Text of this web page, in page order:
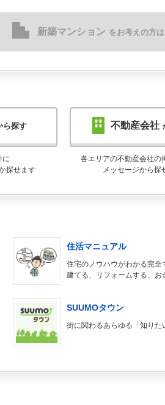
新築マンション をお考えの方
ら探す
に
探せます
不動産会社
各エリアの不動産会社の
メッセージから探
住活マニュアル
住宅のノウハウがわかる完全
建てる、リフォームする、お
SUUMOタウン
街に関わるあらゆる「知りた